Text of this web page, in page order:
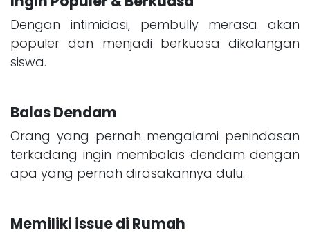
Dengan intimidasi, pembully merasa akan
populer dan menjadi berkuasa dikalangan
siswa.
Balas Dendam
Orang yang pernah mengalami penindasan
terkadang ingin membalas dendam dengan
apa yang pernah dirasakannya dulu.
Memiliki issue di Rumah